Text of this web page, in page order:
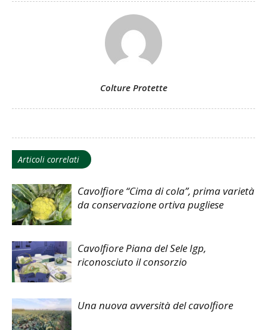
Colture Protette
Articoli correlati
Cavolfiore “Cima di cola”, prima varietà
da conservazione ortiva pugliese
Cavolfiore Piana del Sele Igp,
riconosciuto il consorzio
Una nuova avversità del cavolfiore